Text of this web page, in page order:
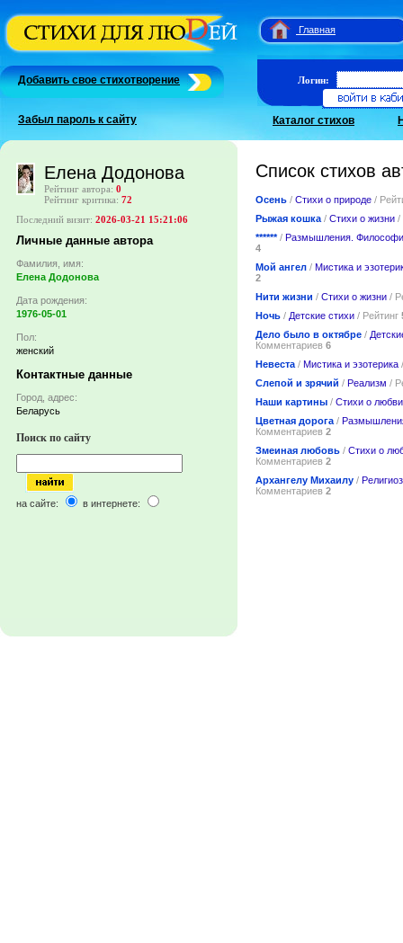
Главная
Добавить свое стихотворение
Забыл пароль к сайту
Логин:
Каталог стихов
Елена Додонова
Рейтинг автора: 0
Рейтинг критика: 72
Последний визит: 2026-03-21 15:21:06
Личные данные автора
Фамилия, имя:
Елена Додонова
Дата рождения:
1976-05-01
Пол:
женский
Контактные данные
Город, адрес:
Беларусь
Поиск по сайту
на сайте: в интернете:
Список стихов
Осень / Стихи о природе /
Рыжая кошка / Стихи о жизни /
******/ Размышления.
4
Мой ангел / Мистика и
2
Нити жизни / Стихи о жизни /
Ночь / Детские стихи / Рейтинг
Дело было в октябре /
Комментариев 6
Невеста / Мистика и эзотерика
Слепой и зрячий / Реализм /
Наши картины / Стихи о любви
Цветная дорога /
Комментариев 2
Змеиная любовь / Стихи о
Комментариев 2
Архангелу Михаилу /
Комментариев 2